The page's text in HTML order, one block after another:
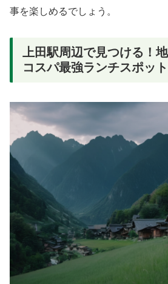
事を楽しめるでしょう。
上田駅周辺で見つける！
コスパ最強ランチスポット